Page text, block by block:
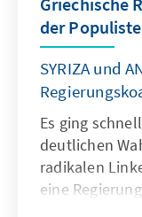
der
SYRIZA und
Es ging
deutlichen
radikalen
eine